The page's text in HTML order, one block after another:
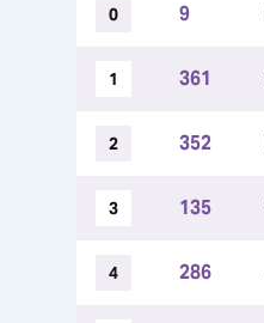
0 9
1 361
2 352
3 135
4 286